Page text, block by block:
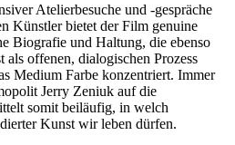
Atelierbesuche und -gespräche
Künstler bietet der Film genuine
Biografie und Haltung, die ebenso
offenen, dialogischen Prozess
Medium Farbe konzentriert. Immer
Jerry Zeniuk auf die
somit beiläufig, in welch
Kunst wir leben dürfen.